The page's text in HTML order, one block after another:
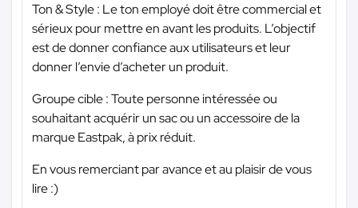
Ton & Style : Le ton employé doit être commercial et
sérieux pour mettre en avant les produits. L’objectif
est de donner confiance aux utilisateurs et leur
donner l’envie d’acheter un produit.
Groupe cible : Toute personne intéressée ou
souhaitant acquérir un sac ou un accessoire de la
marque Eastpak, à prix réduit.
En vous remerciant par avance et au plaisir de vous
lire :)